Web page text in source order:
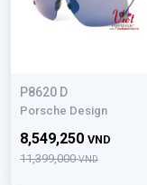
P8620 D
Porsche Design
11,399,000VND
8,549,250 VND